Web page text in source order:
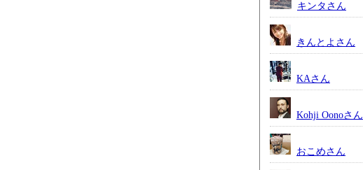
キンタさん
きんとよさん
KAさん
Kohji Oonoさん
おこめさん